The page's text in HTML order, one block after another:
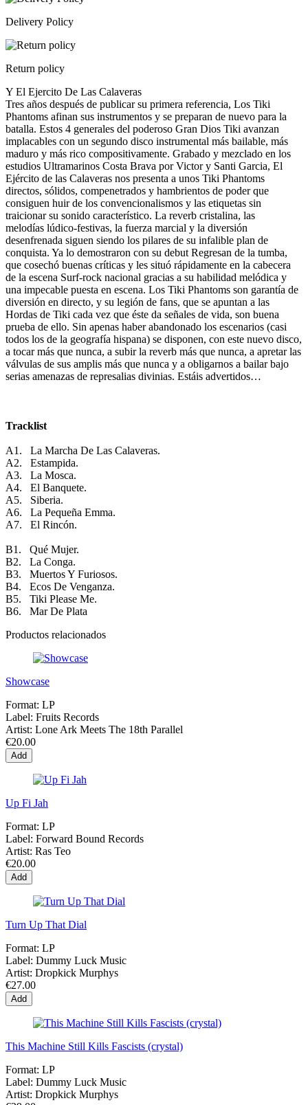
Delivery Policy
Return policy
Y El Ejercito De Las Calaveras
Tres años después de publicar su primera referencia, Los Tiki
Phantoms afinan sus instrumentos y se preparan de nuevo para la
batalla. Estos 4 generales del poderoso Gran Dios Tiki avanzan
implacables con un segundo disco instrumental más bailable, más
maduro y más rico compositivamente. Grabado y mezclado en los
estudios Ultramarinos Costa Brava por Victor y Santi Garcia, El
Ejército de las Calaveras nos presenta a unos Tiki Phantoms
directos, sólidos, compenetrados y hambrientos de poder que
consiguen huir de los convencionalismos y las etiquetas sin
traicionar su sonido característico. La reverb cristalina, las
melodías lúdico-festivas, la fuerza marcial y la diversión
desenfrenada siguen siendo los pilares de su infalible plan de
conquista. Ya lo demostraron con su debut Regresan de la tumba,
que cosechó buenas críticas y les situó rápidamente en la cabecera
de la escena Surf-rock nacional gracias a su habilidad melódica y
una impecable puesta en escena. Los Tiki Phantoms son garantía de
diversión en directo, y su legión de fans, que se apuntan a las
Hordas de Tiki cada vez que éste da señales de vida, son buena
prueba de ello. Sin apenas haber abandonado los escenarios (casi
todos los de la geografía hispana) se disponen, con este nuevo disco,
a tocar más que nunca, a subir la reverb más que nunca, a apretar las
válvulas de sus amplis más que nunca y a obligarnos a bailar bajo
serias amenazas de represalias divinias. Estáis advertidos…
Tracklist
A1. La Marcha De Las Calaveras.
A2. Estampida.
A3. La Mosca.
A4. El Banquete.
A5. Siberia.
A6. La Pequeña Emma.
A7. El Rincón.
B1. Qué Mujer.
B2. La Conga.
B3. Muertos Y Furiosos.
B4. Ecos De Venganza.
B5. Tiki Please Me.
B6. Mar De Plata
Productos relacionados
Showcase
Format: LP
Label: Fruits Records
Artist: Lone Ark Meets The 18th Parallel
€20.00
Add
Up Fi Jah
Format: LP
Label: Forward Bound Records
Artist: Ras Teo
€20.00
Add
Turn Up That Dial
Format: LP
Label: Dummy Luck Music
Artist: Dropkick Murphys
€27.00
Add
This Machine Still Kills Fascists (crystal)
Format: LP
Label: Dummy Luck Music
Artist: Dropkick Murphys